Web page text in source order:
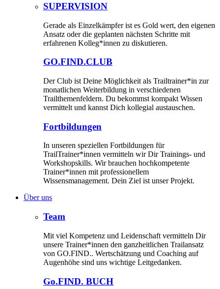
SUPERVISION
Gerade als Einzelkämpfer ist es Gold wert, den eigenen
Ansatz oder die geplanten nächsten Schritte mit
erfahrenen Kolleg*innen zu diskutieren.
GO.FIND.CLUB
Der Club ist Deine Möglichkeit als Trailtrainer*in zur
monatlichen Weiterbildung in verschiedenen
Trailthemenfeldern. Du bekommst kompakt Wissen
vermittelt und kannst Dich kollegial austauschen.
Fortbildungen
In unseren speziellen Fortbildungen für
TrailTrainer*innen vermitteln wir Dir Trainings- und
Workshopskills. Wir brauchen hochkompetente
Trainer*innen mit professionellem
Wissensmanagement. Dein Ziel ist unser Projekt.
Über uns
Team
Mit viel Kompetenz und Leidenschaft vermitteln Dir
unsere Trainer*innen den ganzheitlichen Trailansatz
von GO.FIND.. Wertschätzung und Coaching auf
Augenhöhe sind uns wichtige Leitgedanken.
Go.FIND. BUCH